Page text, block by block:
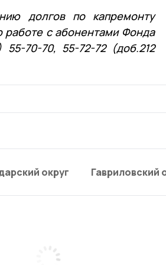
долгов по капремонту
работе с абонентами Фонда
70-70, 55-72-72 (доб.212
округ Гавриловский